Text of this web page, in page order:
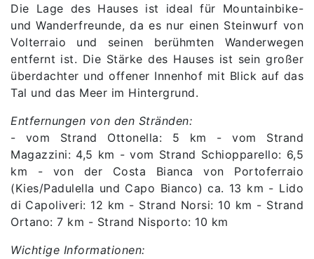
Die Lage des Hauses ist ideal für Mountainbike-
und Wanderfreunde, da es nur einen Steinwurf von
Volterraio und seinen berühmten Wanderwegen
entfernt ist. Die Stärke des Hauses ist sein großer
überdachter und offener Innenhof mit Blick auf das
Tal und das Meer im Hintergrund.
Entfernungen von den Stränden:
- vom Strand Ottonella: 5 km - vom Strand
Magazzini: 4,5 km - vom Strand Schiopparello: 6,5
km - von der Costa Bianca von Portoferraio
(Kies/Padulella und Capo Bianco) ca. 13 km - Lido
di Capoliveri: 12 km - Strand Norsi: 10 km - Strand
Ortano: 7 km - Strand Nisporto: 10 km
Wichtige Informationen: